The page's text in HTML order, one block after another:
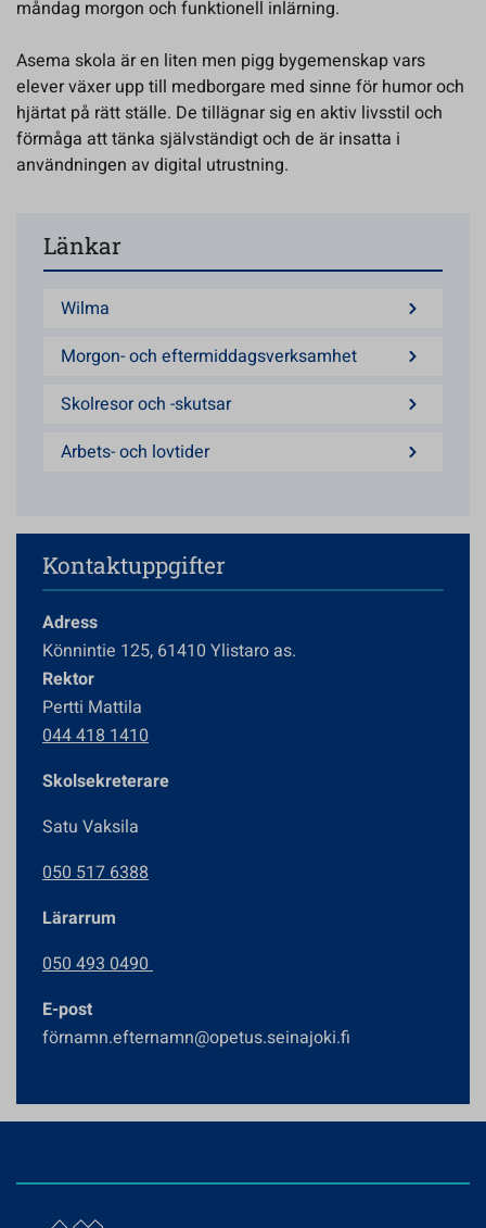
måndag morgon och funktionell inlärning.
Asema skola är en liten men pigg bygemenskap vars
elever växer upp till medborgare med sinne för humor och
hjärtat på rätt ställe. De tillägnar sig en aktiv livsstil och
förmåga att tänka självständigt och de är insatta i
användningen av digital utrustning.
Länkar
Wilma
Morgon- och eftermiddagsverksamhet
Skolresor och -skutsar
Arbets- och lovtider
Kontaktuppgifter
Adress
Könnintie 125, 61410 Ylistaro as.
Rektor
Pertti Mattila
044 418 1410
Skolsekreterare
Satu Vaksila
050 517 6388
Lärarrum
050 493 0490
E-post
förnamn.efternamn@opetus.seinajoki.fi